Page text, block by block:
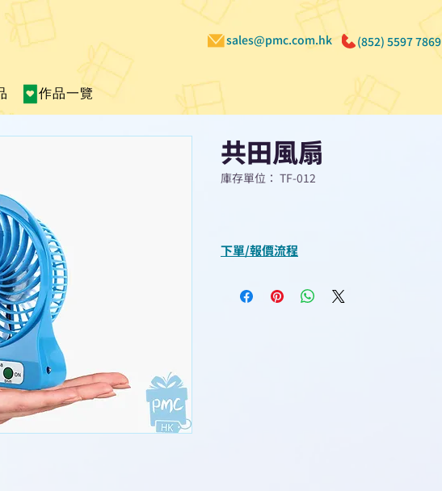
作品一覽
sales@pmc.com.hk (852) 5597 7869
共田風扇
庫存單位： TF-012
下單/報價流程
查詢或報價”